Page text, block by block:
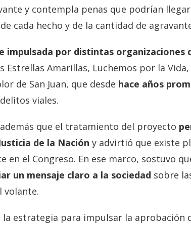
y contempla penas que podrían llegar
cada hecho y de la cantidad de
impulsada por distintas
Estrellas Amarillas, Luchemos por la
de San Juan, que desde hace años
viales.
que el tratamiento del proyecto
de la Nación y advirtió que existe
en el Congreso. En ese marco, sostuvo
un mensaje claro a la sociedad sobre
volante.
la estrategia para impulsar la aprobación